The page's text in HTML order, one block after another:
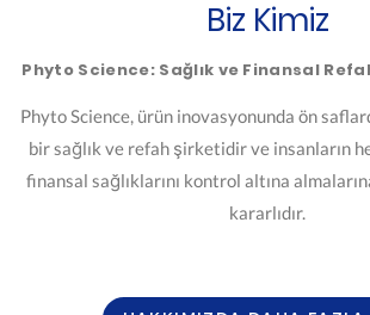
Biz Kimiz
Phyto Science: Sağlık ve Finansal
Phyto Science, ürün inovasyonunda ön
bir sağlık ve refah şirketidir ve insanların
finansal sağlıklarını kontrol altına
kararlıdır.